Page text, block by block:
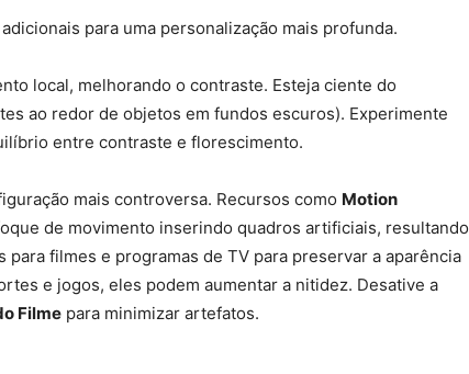
para uma personalização mais profunda.
local, melhorando o contraste. Esteja ciente do
ao redor de objetos em fundos escuros). Experimente
entre contraste e florescimento.
mais controversa. Recursos como Motion
de movimento inserindo quadros artificiais, resultando
para filmes e programas de TV para preservar a aparência
e jogos, eles podem aumentar a nitidez. Desative a
Filme para minimizar artefatos.